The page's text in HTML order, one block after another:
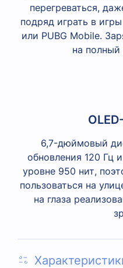
перегреваться,
подряд играть в
или PUBG Mobile.
на полный
6,7-дюймовый
обновления 120 Гц
уровне 950 нит,
пользоваться на
на глаза